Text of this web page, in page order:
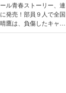
ル青春ストーリー、連
発売！部員９人で全国
鷹は、負傷したキャプ
張ることを約束。因縁
は、インハイ予選決勝